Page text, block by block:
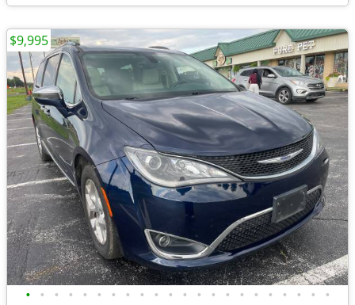
• • • • • • • • • • • • • • • • • • • • • •
$9,995